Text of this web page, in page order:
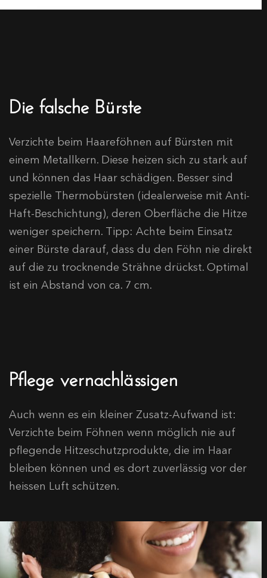
Die falsche Bürste
Verzichte beim Haareföhnen auf Bürsten mit
einem Metallkern. Diese heizen sich zu stark auf
und können das Haar schädigen. Besser sind
spezielle Thermobürsten (idealerweise mit Anti-
Haft-Beschichtung), deren Oberfläche die Hitze
weniger speichern. Tipp: Achte beim Einsatz
einer Bürste darauf, dass du den Föhn nie direkt
auf die zu trocknende Strähne drückst. Optimal
ist ein Abstand von ca. 7 cm.
Pflege vernachlässigen
Auch wenn es ein kleiner Zusatz-Aufwand ist:
Verzichte beim Föhnen wenn möglich nie auf
pflegende Hitzeschutzprodukte, die im Haar
bleiben können und es dort zuverlässig vor der
heissen Luft schützen.